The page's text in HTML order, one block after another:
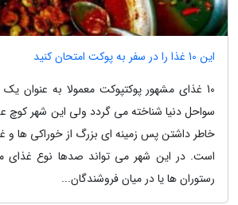
این 10 غذا را در سفر به پوکت امتحان کنید
10 غذای مشهور پوکتپوکت معمولا به عنوان یک
سواحل دنیا شناخته می گردد ولی این شهر کوچ
خاطر داشتن پس زمینه ای بزرگ از خوراکی ها و
است. در این شهر می تواند صدها نوع غذای
رستوران ها یا در میان فروشندگان...